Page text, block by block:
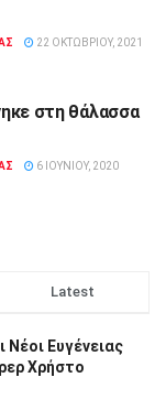
22 ΟΚΤΩΒΡΊΟΥ, 2021
στη θάλασσα
6 ΙΟΥΝΊΟΥ, 2020
Latest
Ευγένειας
Χρήστο